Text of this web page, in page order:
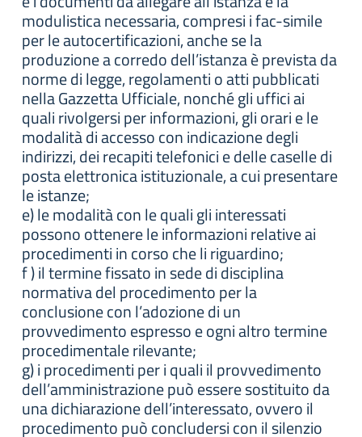
modulistica necessaria, compresi i fac-simile
per le autocertificazioni, anche se la
produzione a corredo dell’istanza è prevista da
norme di legge, regolamenti o atti pubblicati
nella Gazzetta Ufficiale, nonché gli uffici ai
quali rivolgersi per informazioni, gli orari e le
modalità di accesso con indicazione degli
indirizzi, dei recapiti telefonici e delle caselle di
posta elettronica istituzionale, a cui presentare
le istanze;
e) le modalità con le quali gli interessati
possono ottenere le informazioni relative ai
procedimenti in corso che li riguardino;
f ) il termine fissato in sede di disciplina
normativa del procedimento per la
conclusione con l’adozione di un
provvedimento espresso e ogni altro termine
procedimentale rilevante;
g) i procedimenti per i quali il provvedimento
dell’amministrazione può essere sostituito da
una dichiarazione dell’interessato, ovvero il
procedimento può concludersi con il silenzio